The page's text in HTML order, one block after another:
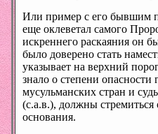
Или пример с его бывшим
еще оклеветал самого
искреннего раскаяния он
было доверено стать
указывает на верхний
знало о степени опасности
мусульманских стран и
(с.а.в.), должны стремиться
основания.